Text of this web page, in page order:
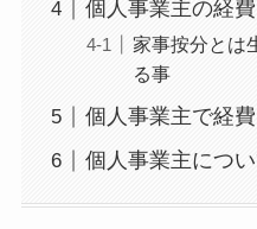
個人事業主の経費
家事按分とは
る事
個人事業主で経
個人事業主につ